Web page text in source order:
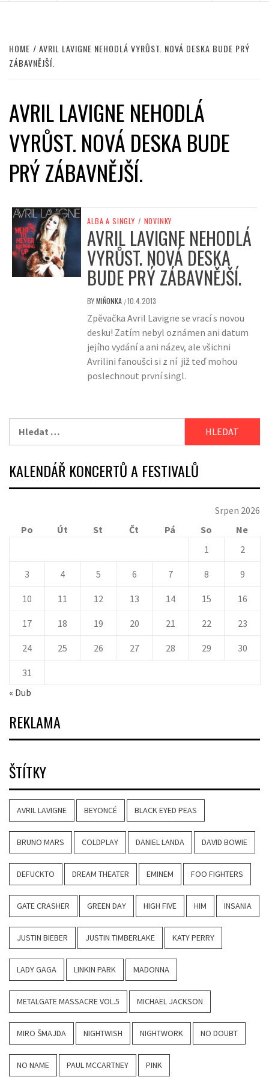
HOME
AVRIL LAVIGNE NEHODLÁ VYRŮST. NOVÁ DESKA BUDE PRÝ
ZÁBAVNĚJŠÍ.
AVRIL LAVIGNE NEHODLÁ
VYRŮST. NOVÁ DESKA BUDE
PRÝ ZÁBAVNĚJŠÍ.
ALBA A SINGLY / NOVINKY
AVRIL LAVIGNE NEHODLÁ
VYRŮST. NOVÁ DESKA
BUDE PRÝ ZÁBAVNĚJŠÍ.
BYMIŇONKA /10.4.2013
Zpěvačka Avril Lavigne se vrací s novou
desku! Zatím nebyl oznámen ani datum
jejího vydání a ani název, ale všichni
Avrilini fanoušci si z ní již teď mohou
poslechnout první singl.
KALENDÁŘ KONCERTŮ A FESTIVALŮ
Srpen 2026
Po
Út St Čt Pá So
Ne
1
2
3 4 5 6 7 8 9
10 11 12 13 14 15 16
17 18 19 20 21 22 23
24 25 26 27 28 29 30
31
« Dub
REKLAMA
ŠTÍTKY
AVRIL LAVIGNE BEYONCÉ BLACK EYED PEAS
BRUNO MARS COLDPLAY DANIEL LANDA DAVID BOWIE
DEFUCKTO DREAM THEATER EMINEM FOO FIGHTERS
GATE CRASHER GREEN DAY HIGH FIVE HIM INSANIA
JUSTIN BIEBER JUSTIN TIMBERLAKE KATY PERRY
LADY GAGA LINKIN PARK MADONNA
METALGATE MASSACRE VOL.5 MICHAEL JACKSON
MIRO ŠMAJDA NIGHTWISH NIGHTWORK NO DOUBT
NO NAME PAUL MCCARTNEY PINK